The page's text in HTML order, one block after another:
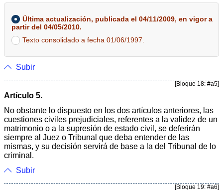
Última actualización, publicada el 04/11/2009, en vigor a
partir del 04/05/2010.
Texto consolidado a fecha 01/06/1997.
Subir
[Bloque 18: #a5]
Artículo 5.
No obstante lo dispuesto en los dos artículos anteriores, las
cuestiones civiles prejudiciales, referentes a la validez de un
matrimonio o a la supresión de estado civil, se deferirán
siempre al Juez o Tribunal que deba entender de las
mismas, y su decisión servirá de base a la del Tribunal de lo
criminal.
Subir
[Bloque 19: #a6]